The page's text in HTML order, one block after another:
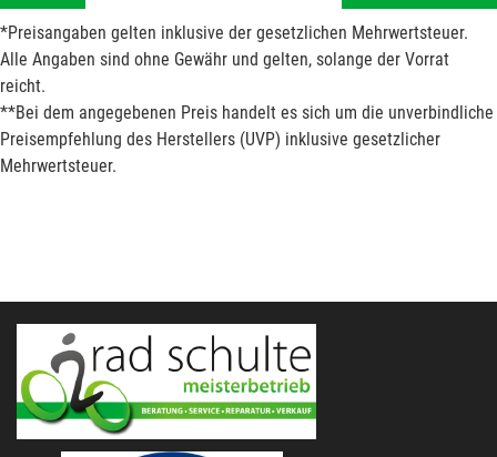
*Preisangaben gelten inklusive der gesetzlichen Mehrwertsteuer.
Alle Angaben sind ohne Gewähr und gelten, solange der Vorrat
reicht.
**Bei dem angegebenen Preis handelt es sich um die unverbindliche
Preisempfehlung des Herstellers (UVP) inklusive gesetzlicher
Mehrwertsteuer.